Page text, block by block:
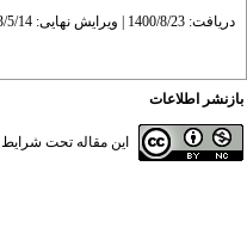
دریافت: 1400/8/23 | ویرایش نهایی: 1403/5/14 | پذیرش: 1400/10/11 | انتشار: 1402/9/28 | انتشار الکترونیک: 1402/9/28
بازنشر اطلاعات
این مقاله تحت شرایط